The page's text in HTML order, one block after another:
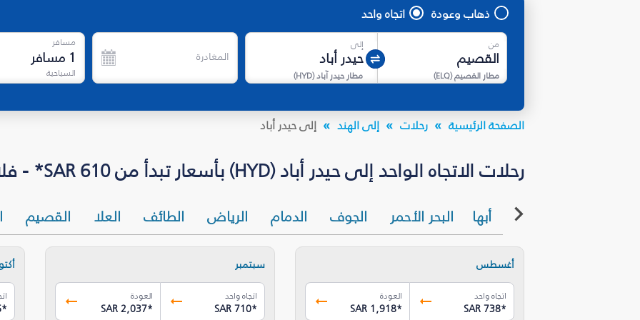
ذهاب وعودة اتجاه واحد
من
مطار القصيم(
ELQ
)
إلى
مطار حيدر آباد(
HYD
)
المغادرة
مسافر
1 مسافر
السياحية
الصفحة الرئيسية رحلات إلى الهند إلى حيدر أباد
رحلات الاتجاه الواحد إلى حيدر أباد (HYD) بأسعار تبدأ من SAR 610* - فلاي دبي
أبها البحر الأحمر الجوف الدمام الرياض الطائف العلا القصيم
أغسطس
اتجاه واحد
SAR 738*
العودة
SAR 1,918*
سبتمبر
اتجاه واحد
SAR 710*
العودة
SAR 2,037*
*